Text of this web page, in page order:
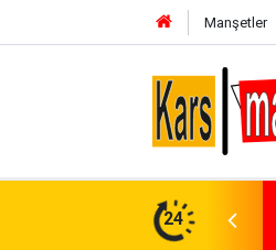
Manşetler
24